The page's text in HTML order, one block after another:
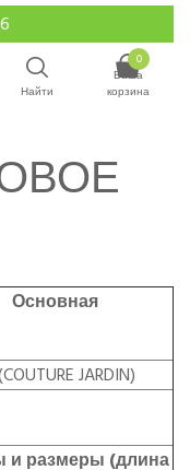
Найти
0
Ваша
корзина
JARDIN)
и размеры (длина